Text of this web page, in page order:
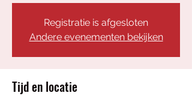
Registratie is afgesloten
Andere evenementen bekijken
Tijd en locatie